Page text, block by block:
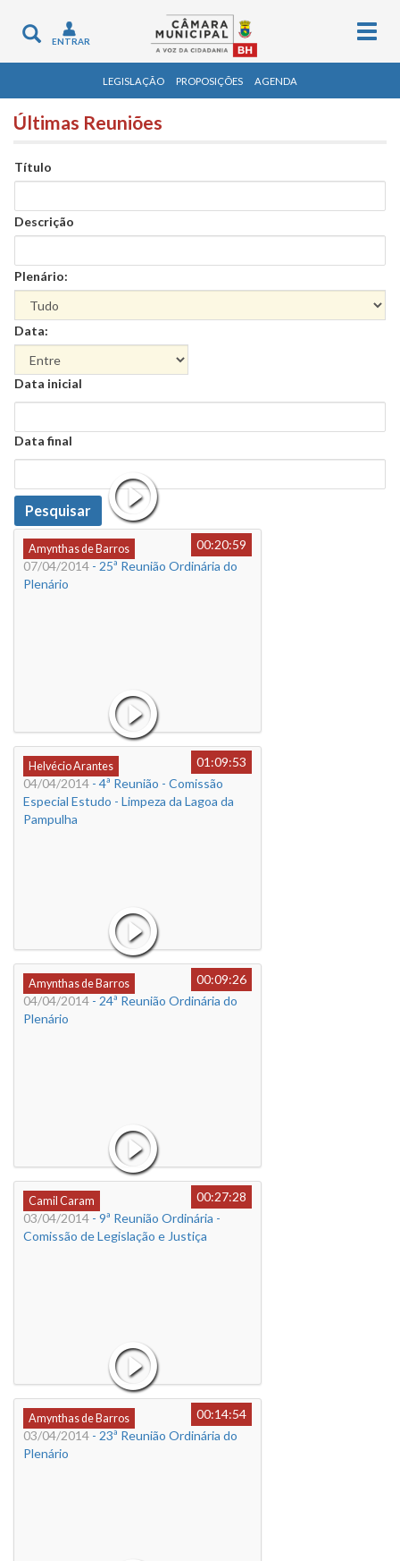
Toggle
navigation
ENTRAR
LEGISLAÇÃO PROPOSIÇÕES AGENDA
Últimas Reuniões
Título
Descrição
Plenário:
Data:
Data
Data inicial
Data
Data final
Data
Pesquisar
Amynthas de Barros
00:20:59
07/04/2014 - 25ª Reunião Ordinária do
Plenário
Helvécio Arantes
01:09:53
04/04/2014 - 4ª Reunião - Comissão
Especial Estudo - Limpeza da Lagoa da
Pampulha
Amynthas de Barros
00:09:26
04/04/2014 - 24ª Reunião Ordinária do
Plenário
Camil Caram
00:27:28
03/04/2014 - 9ª Reunião Ordinária -
Comissão de Legislação e Justiça
Amynthas de Barros
00:14:54
03/04/2014 - 23ª Reunião Ordinária do
Plenário